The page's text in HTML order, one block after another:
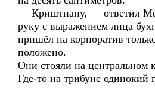
— Криштиану, — ответил
руку с выражением лица
пришёл на корпоратив
положено.
Они стояли на центральном
Где-то на трибуне одинокий